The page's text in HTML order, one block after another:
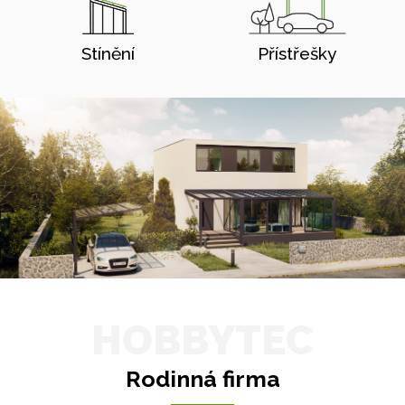
Stínění Přístřešky
Rodinná firma